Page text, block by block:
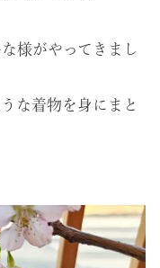
様がやってきまし
な着物を身にまと